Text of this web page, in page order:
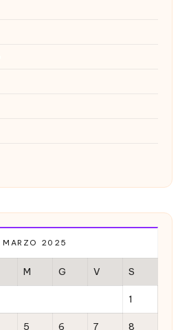
MARZO 2025
M G V S
1
5 6 7 8